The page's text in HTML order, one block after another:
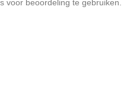
voor beoordeling te gebruiken.